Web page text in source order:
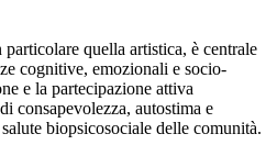
quella artistica, è centrale
cognitive, emozionali e socio-
e la partecipazione attiva
consapevolezza, autostima e
biopsicosociale delle comunità.